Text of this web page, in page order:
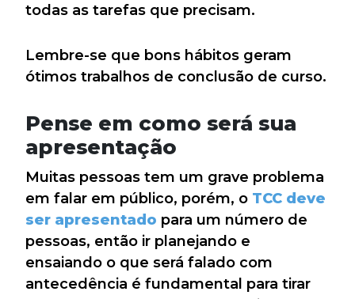
todas as tarefas que precisam.
Lembre-se que bons hábitos geram
ótimos trabalhos de conclusão de curso.
Pense em como será sua
apresentação
Muitas pessoas tem um grave problema
em falar em público, porém, o TCC deve
ser apresentado para um número de
pessoas, então ir planejando e
ensaiando o que será falado com
antecedência é fundamental para tirar